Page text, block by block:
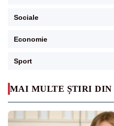
MAI MULTE ȘTIRI DIN
Sociale
Economie
Sport